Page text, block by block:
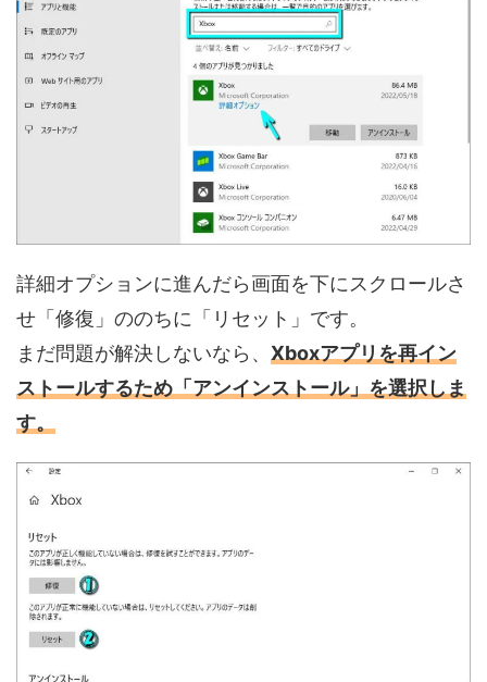
詳細オプションに進んだら画面を下にスクロールさ
せ「修復」ののちに「リセット」です。
まだ問題が解決しないなら、 Xboxアプリを再イン
ストールするため「アンインストール」を選択しま
す。